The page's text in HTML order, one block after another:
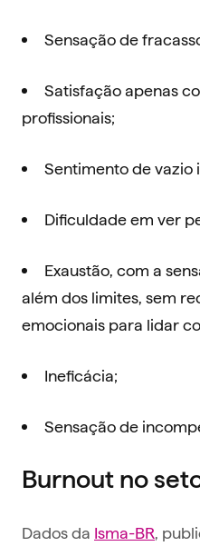
Sensação de
Satisfação apenas
profissionais;
Sentimento de vazio
Dificuldade em ver
Exaustão, com a
além dos limites, sem
emocionais para lidar
Ineficácia;
Sensação de
Burnout no
Dados da Isma-BR,